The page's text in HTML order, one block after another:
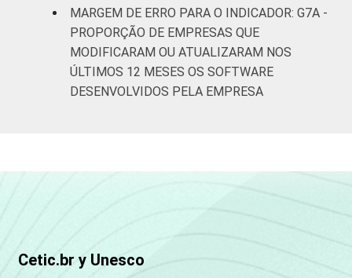
MARGEM DE ERRO PARA O INDICADOR: G7A -
PROPORÇÃO DE EMPRESAS QUE
MODIFICARAM OU ATUALIZARAM NOS
ÚLTIMOS 12 MESES OS SOFTWARE
DESENVOLVIDOS PELA EMPRESA
Cetic.br y Unesco